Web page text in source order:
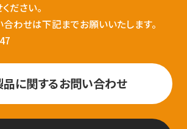
ださい。
わせは下記までお願いいたします。
品に関するお問い合わせ